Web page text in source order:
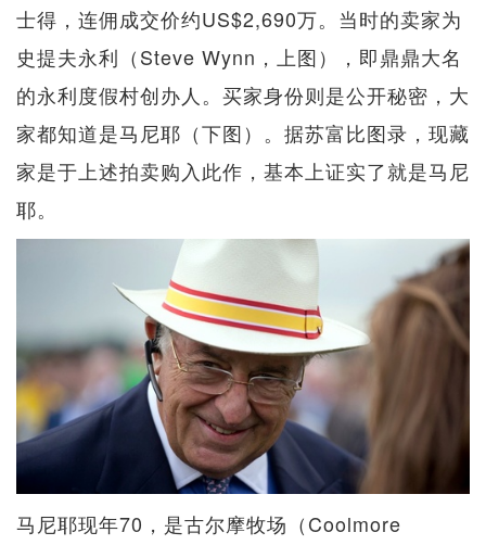
士得，连佣成交价约US$2,690万。当时的卖家为
史提夫永利（Steve Wynn，上图），即鼎鼎大名
的永利度假村创办人。买家身份则是公开秘密，大
家都知道是马尼耶（下图）。据苏富比图录，现藏
家是于上述拍卖购入此作，基本上证实了就是马尼
耶。
马尼耶现年70，是古尔摩牧场（Coolmore